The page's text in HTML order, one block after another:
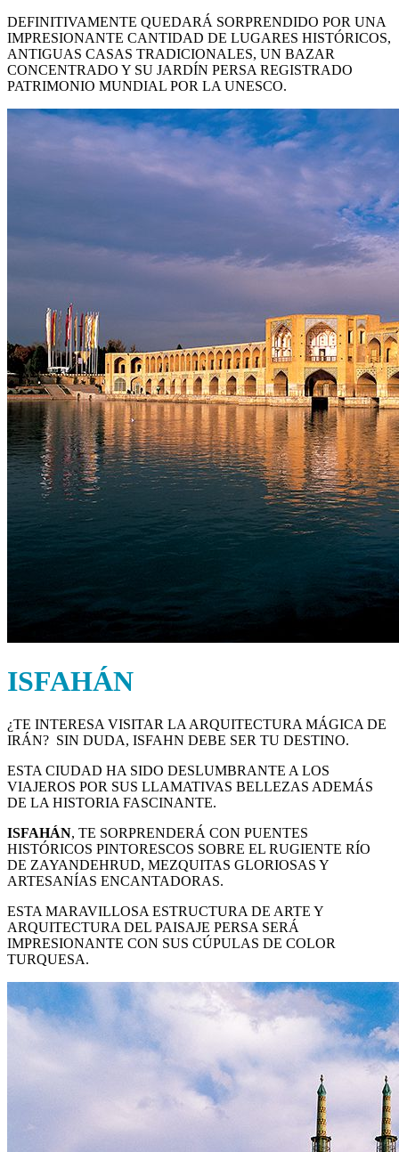
DEFINITIVAMENTE QUEDARÁ SORPRENDIDO POR UNA
IMPRESIONANTE CANTIDAD DE LUGARES HISTÓRICOS,
ANTIGUAS CASAS TRADICIONALES, UN BAZAR
CONCENTRADO Y SU JARDÍN PERSA REGISTRADO
PATRIMONIO MUNDIAL POR LA UNESCO.
ISFAHÁN
¿TE INTERESA VISITAR LA ARQUITECTURA MÁGICA DE
IRÁN? SIN DUDA, ISFAHN DEBE SER TU DESTINO.
ESTA CIUDAD HA SIDO DESLUMBRANTE A LOS
VIAJEROS POR SUS LLAMATIVAS BELLEZAS ADEMÁS
DE LA HISTORIA FASCINANTE.
ISFAHÁN, TE SORPRENDERÁ CON PUENTES
HISTÓRICOS PINTORESCOS SOBRE EL RUGIENTE RÍO
DE ZAYANDEHRUD, MEZQUITAS GLORIOSAS Y
ARTESANÍAS ENCANTADORAS.
ESTA MARAVILLOSA ESTRUCTURA DE ARTE Y
ARQUITECTURA DEL PAISAJE PERSA SERÁ
IMPRESIONANTE CON SUS CÚPULAS DE COLOR
TURQUESA.